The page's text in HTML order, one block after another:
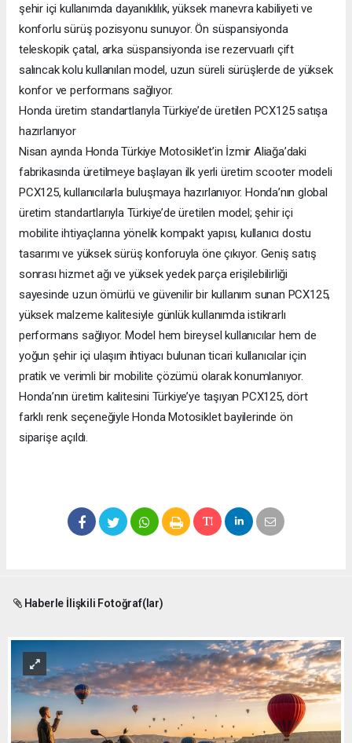
şehir içi kullanımda dayanıklılık, yüksek manevra kabiliyeti ve
konforlu sürüş pozisyonu sunuyor. Ön süspansiyonda
teleskopik çatal, arka süspansiyonda ise rezervuarlı çift
salıncak kolu kullanılan model, uzun süreli sürüşlerde de yüksek
konfor ve performans sağlıyor.
Honda üretim standartlarıyla Türkiye’de üretilen PCX125 satışa
hazırlanıyor
Nisan ayında Honda Türkiye Motosiklet’in İzmir Aliağa’daki
fabrikasında üretilmeye başlayan ilk yerli üretim scooter modeli
PCX125, kullanıcılarla buluşmaya hazırlanıyor. Honda’nın global
üretim standartlarıyla Türkiye’de üretilen model; şehir içi
mobilite ihtiyaçlarına yönelik kompakt yapısı, kullanıcı dostu
tasarımı ve yüksek sürüş konforuyla öne çıkıyor. Geniş satış
sonrası hizmet ağı ve yüksek yedek parça erişilebilirliği
sayesinde uzun ömürlü ve güvenilir bir kullanım sunan PCX125,
yüksek malzeme kalitesiyle günlük kullanımda istikrarlı
performans sağlıyor. Model hem bireysel kullanıcılar hem de
yoğun şehir içi ulaşım ihtiyacı bulunan ticari kullanıcılar için
pratik ve verimli bir mobilite çözümü olarak konumlanıyor.
Honda’nın üretim kalitesini Türkiye’ye taşıyan PCX125, dört
farklı renk seçeneğiyle Honda Motosiklet bayilerinde ön
siparişe açıldı.
Haberle İlişkili Fotoğraf(lar)